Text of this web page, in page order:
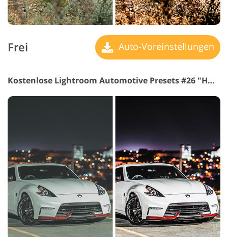
Frei Auto-Voreinstellungen
Kostenlose Lightroom Automotive Presets #26 "HDR"